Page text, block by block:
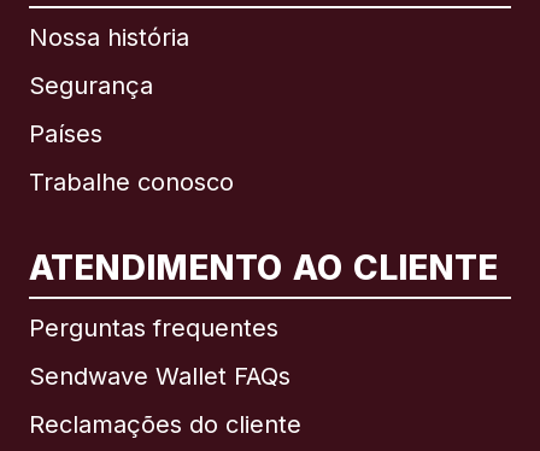
Nossa história
Segurança
Países
Trabalhe conosco
ATENDIMENTO AO CLIENTE
Perguntas frequentes
Sendwave Wallet FAQs
Reclamações do cliente
Internacional English
Brasil